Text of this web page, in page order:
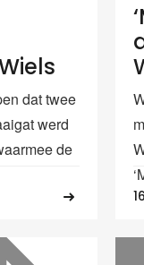
dat twee
werd
de